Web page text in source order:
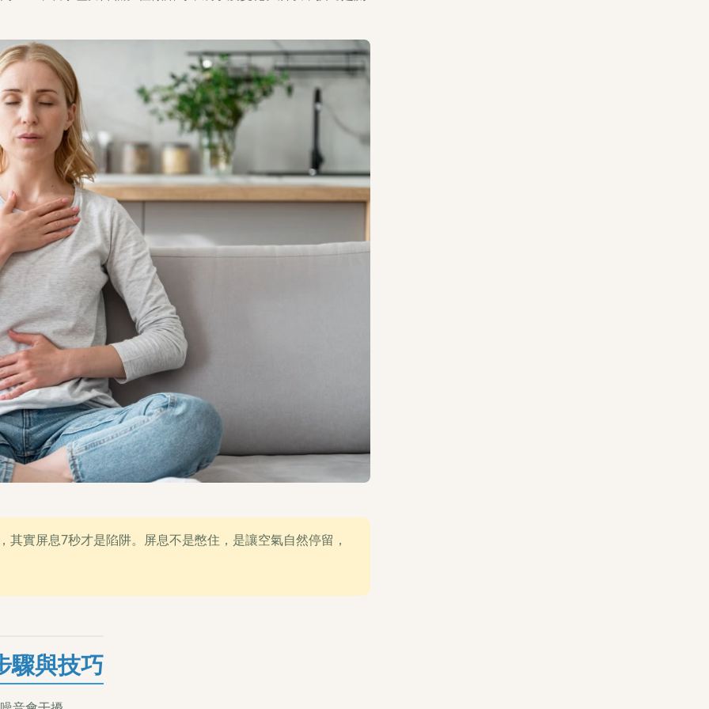
實屏息7秒才是陷阱。屏息不是憋住，是讓空氣自然停留，
驟與技巧